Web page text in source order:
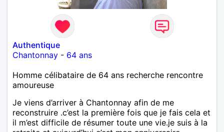
Authentique
Chantonnay - 64 ans
Homme célibataire de 64 ans recherche rencontre
amoureuse
Je viens d’arriver à Chantonnay afin de me
reconstruire .c’est la première fois que je fais cela et
il m’est difficile de résumer toute une vie.je suis à la